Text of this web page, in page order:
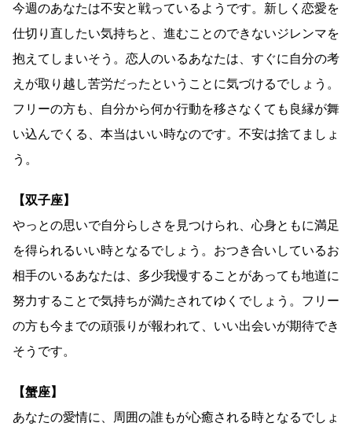
今週のあなたは不安と戦っているようです。新しく恋愛を
仕切り直したい気持ちと、進むことのできないジレンマを
抱えてしまいそう。恋人のいるあなたは、すぐに自分の考
えが取り越し苦労だったということに気づけるでしょう。
フリーの方も、自分から何か行動を移さなくても良縁が舞
い込んでくる、本当はいい時なのです。不安は捨てましょ
う。
【双子座】
やっとの思いで自分らしさを見つけられ、心身ともに満足
を得られるいい時となるでしょう。おつき合いしているお
相手のいるあなたは、多少我慢することがあっても地道に
努力することで気持ちが満たされてゆくでしょう。フリー
の方も今までの頑張りが報われて、いい出会いが期待でき
そうです。
【蟹座】
あなたの愛情に、周囲の誰もが心癒される時となるでしょ